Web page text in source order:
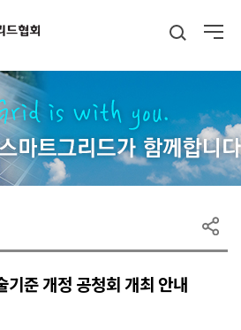
기준 개정 공청회 개최 안내